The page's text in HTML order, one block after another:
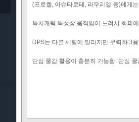
(프로켈, 아슈타로테, 라우리엘 등)에게
특치캐릭 특성상 움직임이 느려서 회피
DPS는 다른 세팅에 밀리지만 무력화 3
단심 쿨감 활용이 충분히 가능함. 단심